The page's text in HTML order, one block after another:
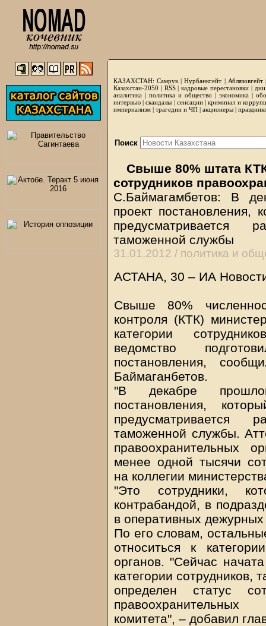
КАЗАХСТАН: Самрук |Нурбанкгейт | Аблязовгейт
Казахстан-2050 | RSS|кадровые перестановки|
аналитика | политика и общество | экономика |
интервью |скандалы | сенсации|криминал и
империализм | трагедии и ЧП | акционеры |
Поиск
Свыше 80% штата
сотрудников
С.Баймагамбетов: В
проект постановления,
предусматривается
таможенной службы
31.01.2012 / политика и
АСТАНА, 30 – ИА
Свыше 80%
контроля (КТК)
категории
ведомство
постановления,
Баймаганбетов.
"В декабре
постановления,
предусматривается
таможенной службы.
правоохранительных
менее одной тысячи
на коллегии
"Это сотрудники,
контрабандой, в
в оперативных
По его словам,
относиться к
органов. "Сейчас
категории сотрудников,
определен статус
комитета", – добавил